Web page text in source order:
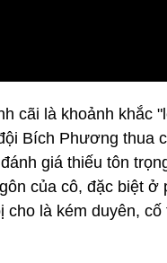
cãi là khoảnh khắc
Bích Phương thua
giá thiếu tôn
của cô, đặc biệt ở
cho là kém duyên,